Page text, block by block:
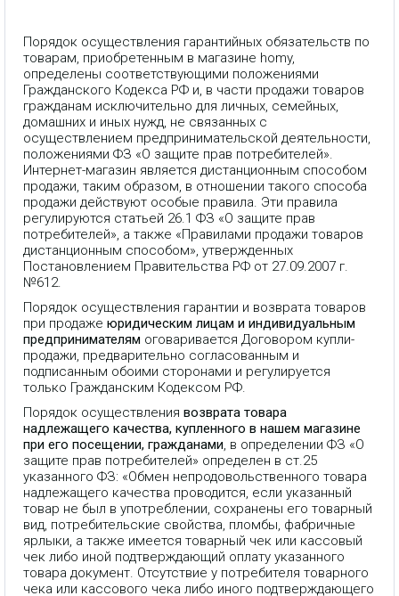
Порядок осуществления гарантийных обязательств по
товарам, приобретенным в магазине homy,
определены соответствующими положениями
Гражданского Кодекса РФ и, в части продажи товаров
гражданам исключительно для личных, семейных,
домашних и иных нужд, не связанных с
осуществлением предпринимательской деятельности,
положениями ФЗ «О защите прав потребителей».
Интернет-магазин является дистанционным способом
продажи, таким образом, в отношении такого способа
продажи действуют особые правила. Эти правила
регулируются статьей 26.1 ФЗ «О защите прав
потребителей», а также «Правилами продажи товаров
дистанционным способом», утвержденных
Постановлением Правительства РФ от 27.09.2007 г.
№612.
Порядок осуществления гарантии и возврата товаров
при продаже юридическим лицам и индивидуальным
предпринимателям оговаривается Договором купли-
продажи, предварительно согласованным и
подписанным обоими сторонами и регулируется
только Гражданским Кодексом РФ.
Порядок осуществления возврата товара
надлежащего качества, купленного в нашем магазине
при его посещении, гражданами , в определении ФЗ «О
защите прав потребителей» определен в ст.25
указанного ФЗ: «Обмен непродовольственного товара
надлежащего качества проводится, если указанный
товар не был в употреблении, сохранены его товарный
вид, потребительские свойства, пломбы, фабричные
ярлыки, а также имеется товарный чек или кассовый
чек либо иной подтверждающий оплату указанного
товара документ. Отсутствие у потребителя товарного
чека или кассового чека либо иного подтверждающего